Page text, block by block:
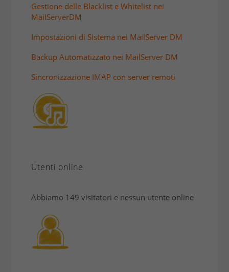
Gestione delle Blacklist e Whitelist nei
MailServerDM
Impostazioni di Sistema nei MailServer DM
Backup Automatizzato nei MailServer DM
Sincronizzazione IMAP con server remoti
Utenti online
Abbiamo 149 visitatori e nessun utente online